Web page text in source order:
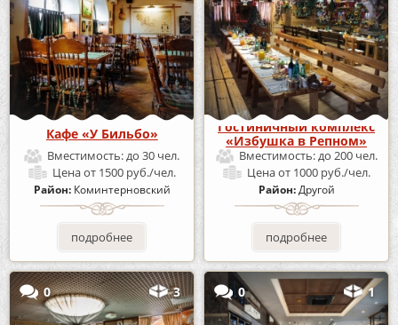
Кафе «У Бильбо»
Вместимость:до 30 чел.
Ценаот 1500 руб./чел.
Район: Коминтерновский
подробнее
Гостиничный комплекс
«Избушка в Репном»
Вместимость:до 200 чел.
Ценаот 1000 руб./чел.
Район:Другой
подробнее
0 3 0 1